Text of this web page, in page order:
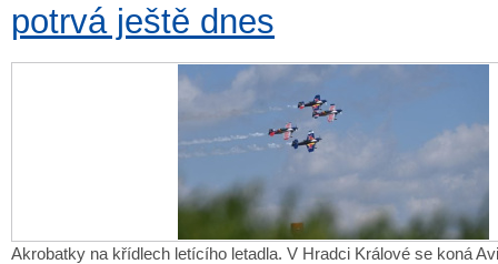
potrvá ještě dnes
Akrobatky na křídlech letícího letadla. V Hradci Králové se koná